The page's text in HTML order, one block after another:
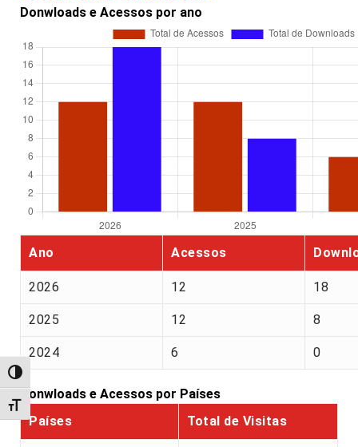
Alternar alto contraste
Alternar tamanho da fonte
Donwloads e Acessos por ano
Ano Acessos
2026 12 18
2025 12 8
2024 6 0
Donwloads e Acessos por Países
Países
Total de Visitas